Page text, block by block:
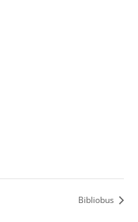
Bibliobus